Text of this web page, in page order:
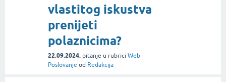
vlastitog iskustva
prenijeti
polaznicima?
22.09.2024. pitanje u rubrici Web
Poslovanje od Redakcija